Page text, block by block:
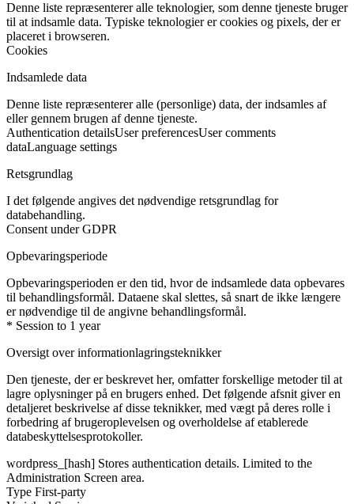
Denne liste repræsenterer alle teknologier, som denne tjeneste bruger
til at indsamle data. Typiske teknologier er cookies og pixels, der er
placeret i browseren.
Cookies
Indsamlede data
Denne liste repræsenterer alle (personlige) data, der indsamles af
eller gennem brugen af denne tjeneste.
Authentication detailsUser preferencesUser comments
dataLanguage settings
Retsgrundlag
I det følgende angives det nødvendige retsgrundlag for
databehandling.
Consent under GDPR
Opbevaringsperiode
Opbevaringsperioden er den tid, hvor de indsamlede data opbevares
til behandlingsformål. Dataene skal slettes, så snart de ikke længere
er nødvendige til de angivne behandlingsformål.
* Session to 1 year
Oversigt over informationlagringsteknikker
Den tjeneste, der er beskrevet her, omfatter forskellige metoder til at
lagre oplysninger på en brugers enhed. Det følgende afsnit giver en
detaljeret beskrivelse af disse teknikker, med vægt på deres rolle i
forbedring af brugeroplevelsen og overholdelse af etablerede
databeskyttelsesprotokoller.
wordpress_[hash] Stores authentication details. Limited to the
Administration Screen area.
Type First-party